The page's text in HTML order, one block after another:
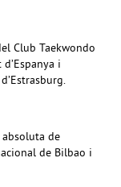
Club Taekwondo
i
absoluta de
de Bilbao i